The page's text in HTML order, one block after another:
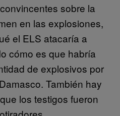
sobre la
en las explosiones,
el ELS atacaría a
cómo es que habría
de explosivos por
También hay
los testigos fueron